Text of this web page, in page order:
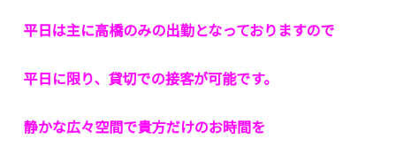
平日は主に高橋のみの出勤となっておりますので
平日に限り、貸切での接客が可能です。
静かな広々空間で貴方だけのお時間を